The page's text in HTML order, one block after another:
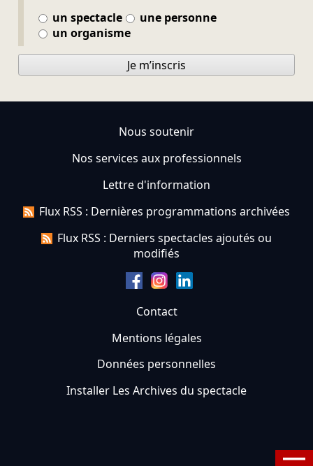
un spectacle
une personne
un organisme
Je m’inscris
Nous soutenir
Nos services aux professionnels
Lettre d'information
Flux RSS : Dernières programmations archivées
Flux RSS : Derniers spectacles ajoutés ou
modifiés
Contact
Mentions légales
Données personnelles
Installer Les Archives du spectacle